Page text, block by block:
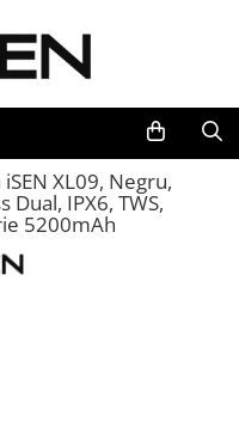
XL09, Negru,
IPX6, TWS,
5200mAh